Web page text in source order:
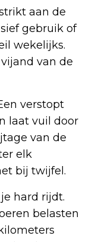
aan de
gebruik of
wekelijks.
van de
verstopt
laat vuil door
van de
elk
bij twijfel.
hard rijdt.
belasten